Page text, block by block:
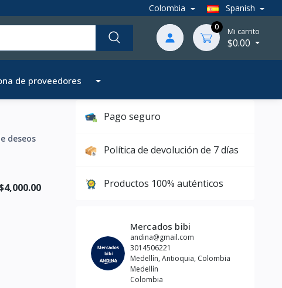
Colombia Spanish
0 Mi carrito
$0.00
de proveedores
deseos
Pago seguro
Política de devolución de 7 días
Productos 100% auténticos
Mercados bibi
andina@gmail.com
3014506221
Medellín, Antioquia, Colombia
Medellín
Colombia